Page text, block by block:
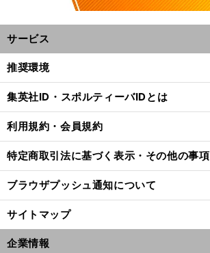
サービス
推奨環境
集英社ID・スポルティーバIDとは
利用規約・会員規約
特定商取引法に基づく表示・その他の事項
ブラウザプッシュ通知について
サイトマップ
企業情報